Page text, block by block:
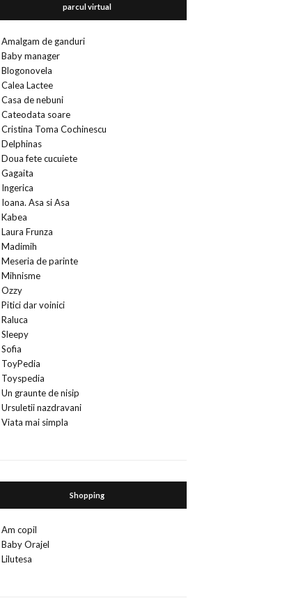
parcul virtual
Amalgam de ganduri
Baby manager
Blogonovela
Calea Lactee
Casa de nebuni
Cateodata soare
Cristina Toma Cochinescu
Delphinas
Doua fete cucuiete
Gagaita
Ingerica
Ioana. Asa si Asa
Kabea
Laura Frunza
Madimih
Meseria de parinte
Mihnisme
Ozzy
Pitici dar voinici
Raluca
Sleepy
Sofia
ToyPedia
Toyspedia
Un graunte de nisip
Ursuletii nazdravani
Viata mai simpla
Shopping
Am copil
Baby Orajel
Lilutesa